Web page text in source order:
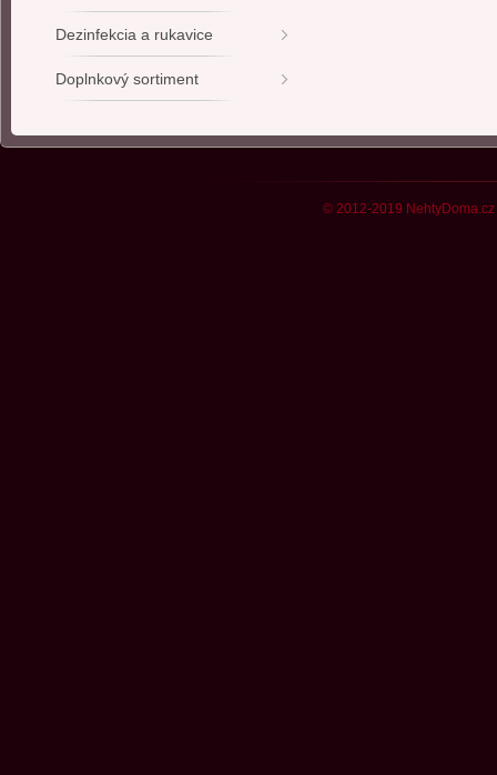
Dezinfekcia a rukavice
Doplnkový sortiment
© 2012-2019